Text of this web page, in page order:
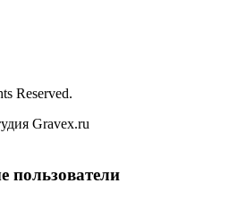
Reserved.
Gravex.ru
пользователи